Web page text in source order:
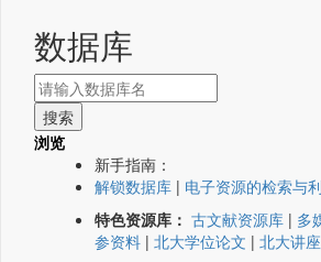
数据库
浏览
新手指南：
解锁数据库 | 电子资源的检索与
特色资源库： 古文献资源库 | 多
参资料 | 北大学位论文 | 北大讲座